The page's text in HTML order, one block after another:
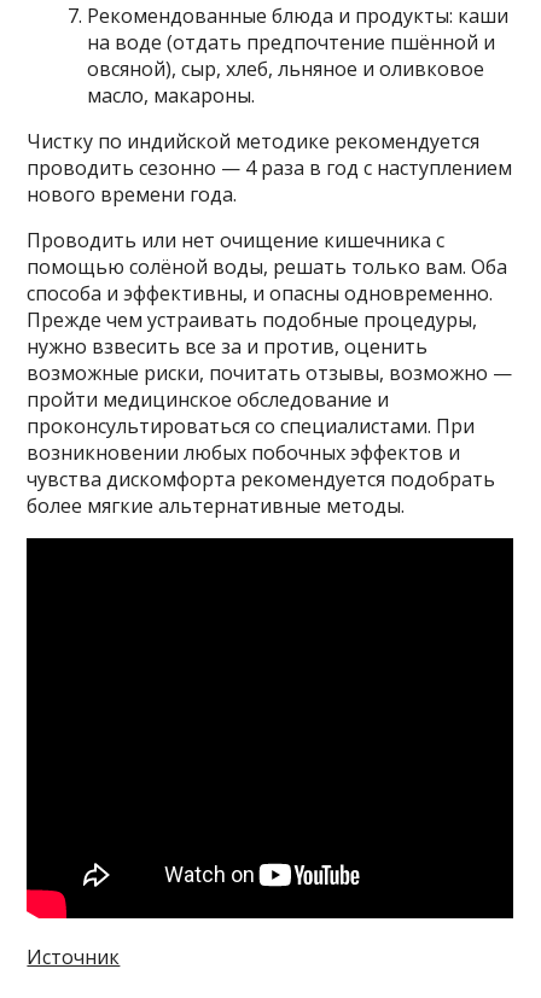
Рекомендованные блюда и продукты: каши
на воде (отдать предпочтение пшённой и
овсяной), сыр, хлеб, льняное и оливковое
масло, макароны.
Чистку по индийской методике рекомендуется
проводить сезонно — 4 раза в год с наступлением
нового времени года.
Проводить или нет очищение кишечника с
помощью солёной воды, решать только вам. Оба
способа и эффективны, и опасны одновременно.
Прежде чем устраивать подобные процедуры,
нужно взвесить все за и против, оценить
возможные риски, почитать отзывы, возможно —
пройти медицинское обследование и
проконсультироваться со специалистами. При
возникновении любых побочных эффектов и
чувства дискомфорта рекомендуется подобрать
более мягкие альтернативные методы.
Источник